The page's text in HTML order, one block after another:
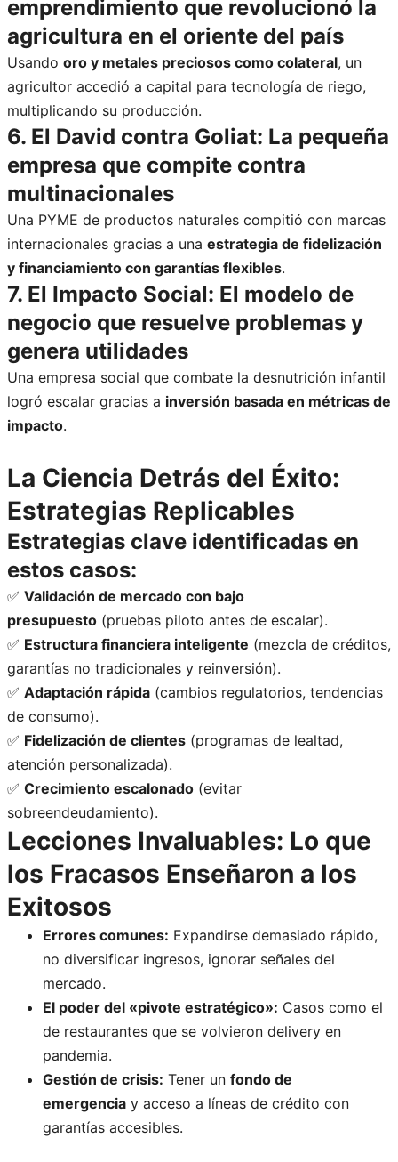
emprendimiento que revolucionó la
agricultura en el oriente del país
Usando oro y metales preciosos como colateral, un
agricultor accedió a capital para tecnología de riego,
multiplicando su producción.
6. El David contra Goliat: La pequeña
empresa que compite contra
multinacionales
Una PYME de productos naturales compitió con marcas
internacionales gracias a una estrategia de fidelización
y financiamiento con garantías flexibles.
7. El Impacto Social: El modelo de
negocio que resuelve problemas y
genera utilidades
Una empresa social que combate la desnutrición infantil
logró escalar gracias a inversión basada en métricas de
impacto.
La Ciencia Detrás del Éxito:
Estrategias Replicables
Estrategias clave identificadas en
estos casos:
✅ Validación de mercado con bajo
presupuesto (pruebas piloto antes de escalar).
✅ Estructura financiera inteligente (mezcla de créditos,
garantías no tradicionales y reinversión).
✅ Adaptación rápida (cambios regulatorios, tendencias
de consumo).
✅ Fidelización de clientes (programas de lealtad,
atención personalizada).
✅ Crecimiento escalonado (evitar
sobreendeudamiento).
Lecciones Invaluables: Lo que
los Fracasos Enseñaron a los
Exitosos
Errores comunes: Expandirse demasiado rápido,
no diversificar ingresos, ignorar señales del
mercado.
El poder del «pivote estratégico»: Casos como el
de restaurantes que se volvieron delivery en
pandemia.
Gestión de crisis: Tener un fondo de
emergencia y acceso a líneas de crédito con
garantías accesibles.